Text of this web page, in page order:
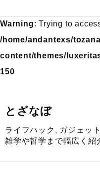
Warning: Trying to
/home/andantexs/
content/themes/
150
とざなぼ
ライフハック, ガジェッ
雑学や哲学まで幅広く紹